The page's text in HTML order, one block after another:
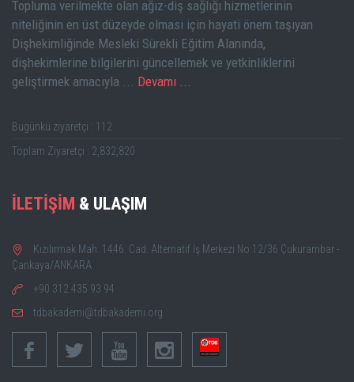
Topluma verilmekte olan ağız-diş sağlığı hizmetlerinin
niteliğinin en üst düzeyde olması için hayati önem taşıyan
Dişhekimliğinde Mesleki Sürekli Eğitim Alanında,
dişhekimlerine bilgilerini güncellemek ve yetkinliklerini
geliştirmek amacıyla ... Devamı ...
Bugünkü ziyaretçi : 112
Toplam Ziyaretçi : 2,832,820
İLETİŞİM & ULAŞIM
Kızılırmak Mah. 1446. Cad. Alternatif İş Merkezi No:12/36 Çukurambar -
Çankaya/ANKARA
+90 312 435 93 94
tdbakademi@tdbakademi.org